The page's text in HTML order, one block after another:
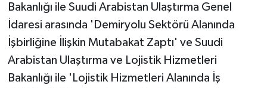
Bakanlığı ile Suudi Arabistan Ulaştırma Genel
İdaresi arasında 'Demiryolu Sektörü Alanında
İşbirliğine İlişkin Mutabakat Zaptı' ve Suudi
Arabistan Ulaştırma ve Lojistik Hizmetleri
Bakanlığı ile 'Lojistik Hizmetleri Alanında İş